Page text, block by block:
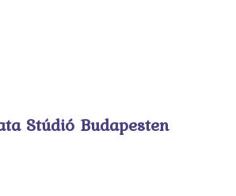
Stúdió Budapesten